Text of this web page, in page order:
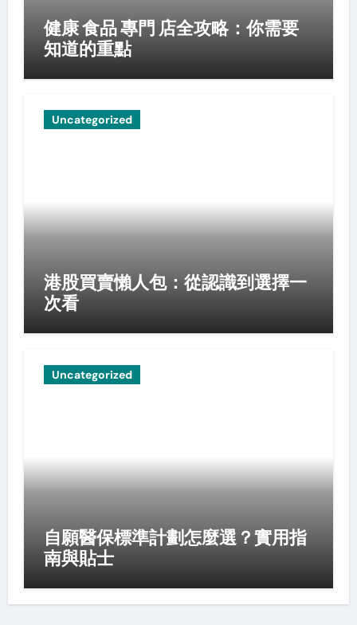
健康 食品 專門 店全攻略：你需要
知道的重點
Uncategorized
港股買賣懶人包：從認識到選擇一
次看
Uncategorized
自願醫保標準計劃怎麼選？實用指
南與貼士